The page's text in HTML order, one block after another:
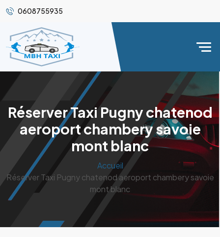
0608755935
Réserver Taxi Pugny chatenod
aeroport chambery savoie
mont blanc
Accueil
Réserver Taxi Pugny chatenod aeroport chambery savoie
mont blanc